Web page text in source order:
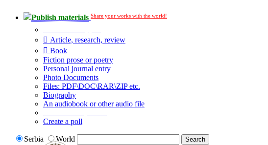
Publish materials Share your works with the world!
Article, research, review
Book
Fiction prose or poetry
Personal journal entry
Photo Documents
Files: PDF\DOC\RAR\ZIP etc.
Biography
An audiobook or other audio file
Create a poll
Serbia World